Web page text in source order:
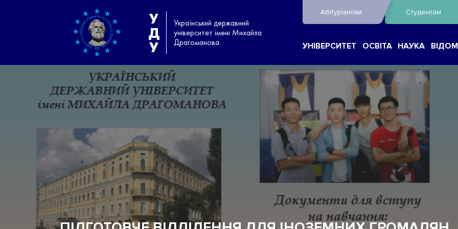
У
Д
У
Український державний
університет імені Михайла
Драгоманова
Абітурієнтам Студентам
УНІВЕРСИТЕТ ОСВІТА НАУКА